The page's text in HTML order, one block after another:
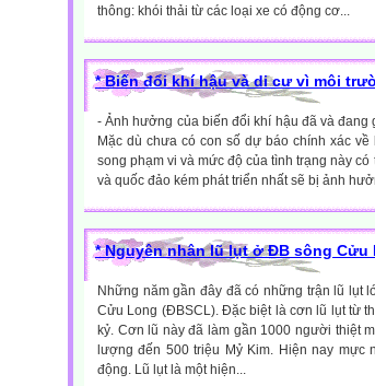
thông: khói thải từ các loại xe có động cơ...
* Biến đổi khí hậu và di cư vì môi
- Ảnh hưởng của biến đổi khí hậu đã và
Mặc dù chưa có con số dự báo chính xác
song phạm vi và mức độ của tình trạng này
và quốc đảo kém phát triển nhất sẽ bị ảnh
* Nguyên nhân lũ lụt ở ĐB sông Cửu
Những năm gần đây đã có những trận lũ lụt
Cửu Long (ĐBSCL). Đặc biệt là cơn lũ lụt từ
kỷ. Cơn lũ này đã làm gần 1000 người thiệt
lượng đến 500 triệu Mỷ Kim. Hiện nay
động. Lũ lụt là một hiện...